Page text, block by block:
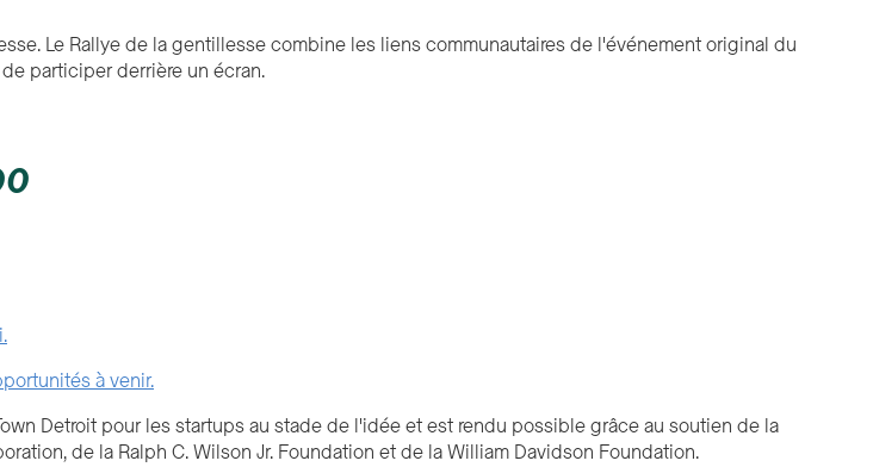
Le Rallye de la gentillesse combine les liens communautaires de l'événement original du
participer derrière un écran.
à venir.
Detroit pour les startups au stade de l'idée et est rendu possible grâce au soutien de la
de la Ralph C. Wilson Jr. Foundation et de la William Davidson Foundation.